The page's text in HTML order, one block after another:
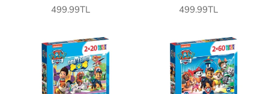
499.99TL 499.99TL